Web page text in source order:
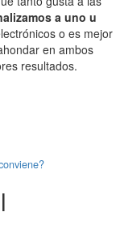
a uno u
o es mejor
en ambos
resultados.